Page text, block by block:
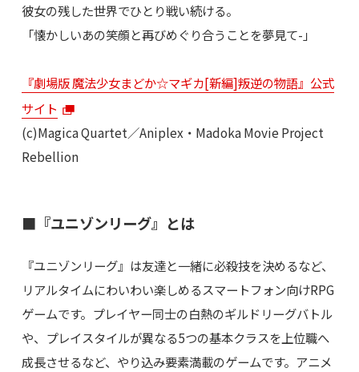
彼女の残した世界でひとり戦い続ける。
「懐かしいあの笑顔と再びめぐり合うことを夢見て-」
『劇場版 魔法少女まどか☆マギカ[新編]叛逆の物語』公式
サイト
(c)Magica Quartet／Aniplex・Madoka Movie Project
Rebellion
■『ユニゾンリーグ』とは
『ユニゾンリーグ』は友達と一緒に必殺技を決めるなど、
リアルタイムにわいわい楽しめるスマートフォン向けRPG
ゲームです。プレイヤー同士の白熱のギルドリーグバトル
や、プレイスタイルが異なる5つの基本クラスを上位職へ
成長させるなど、やり込み要素満載のゲームです。アニメ